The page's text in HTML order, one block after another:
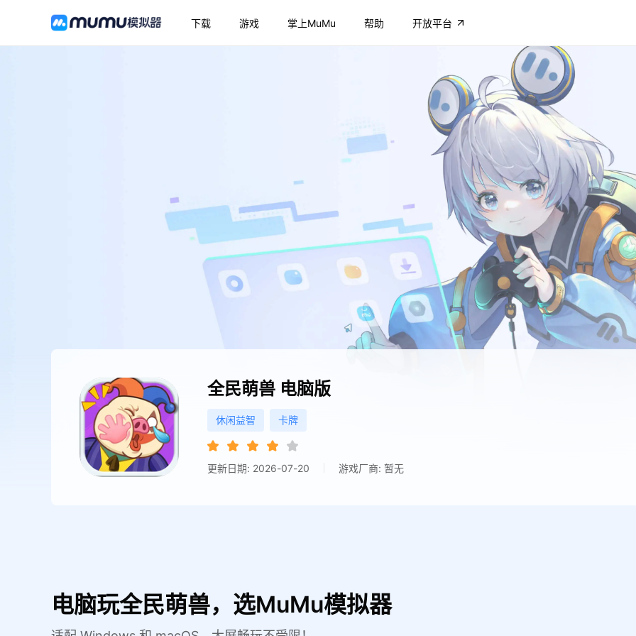
下载 游戏 掌上MuMu 帮助 开放平台
全民萌兽 电脑版
休闲益智 卡牌
更新日期: 2026-07-20 游戏厂商: 暂无
电脑玩全民萌兽，选MuMu模拟器